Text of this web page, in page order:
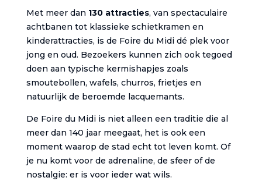
Met meer dan 130 attracties, van spectaculaire
achtbanen tot klassieke schietkramen en
kinderattracties, is de Foire du Midi dé plek voor
jong en oud. Bezoekers kunnen zich ook tegoed
doen aan typische kermishapjes zoals
smoutebollen, wafels, churros, frietjes en
natuurlijk de beroemde lacquemants.
De Foire du Midi is niet alleen een traditie die al
meer dan 140 jaar meegaat, het is ook een
moment waarop de stad echt tot leven komt. Of
je nu komt voor de adrenaline, de sfeer of de
nostalgie: er is voor ieder wat wils.